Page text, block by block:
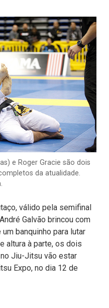
e Roger Gracie são dois
da atualidade.
válido pela semifinal
Galvão brincou com
um banquinho para lutar
altura à parte, os dois
Jiu-Jitsu vão estar
Expo, no dia 12 de